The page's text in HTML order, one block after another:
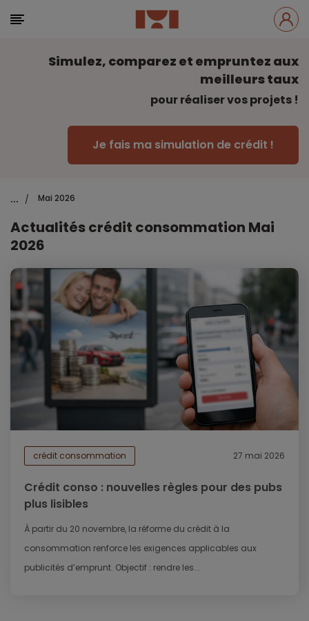
Simulez, comparez et empruntez aux
meilleurs taux
pour réaliser vos projets !
Je fais ma simulation de crédit !
... / Mai 2026
Actualités crédit consommation Mai
2026
crédit consommation 27 mai 2026
Crédit conso : nouvelles règles pour des pubs
plus lisibles
À partir du 20 novembre, la réforme du crédit à la
consommation renforce les exigences applicables aux
publicités d’emprunt. Objectif : rendre les...